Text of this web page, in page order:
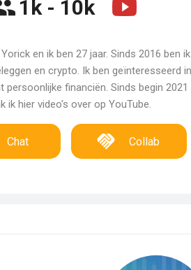
1k - 10k
en ik ben 27 jaar. Sinds 2016 ben ik
en crypto. Ik ben geïnteresseerd in
persoonlijke financiën. Sinds begin 2021
ik hier video's over op YouTube.
Chat Collab